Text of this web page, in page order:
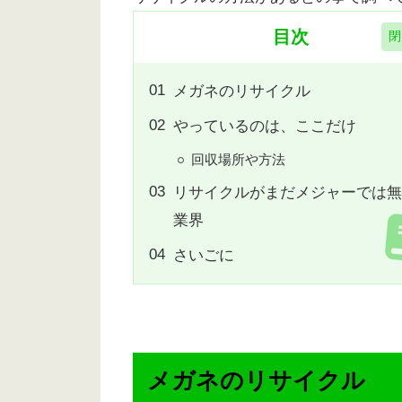
目次
メガネのリサイクル
やっているのは、ここだけ
回収場所や方法
リサイクルがまだメジャーでは
業界
さいごに
メガネのリサイクル